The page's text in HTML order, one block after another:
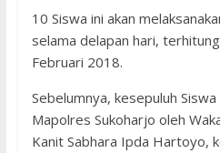
10 Siswa ini akan
selama delapan hari,
Februari 2018.
Sebelumnya, kesepuluh
Mapolres Sukoharjo oleh
Kanit Sabhara Ipda Hartoyo,